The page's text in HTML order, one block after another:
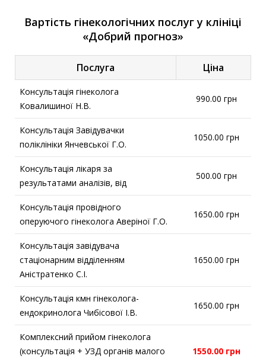
Вартість гінекологічних послуг у клініці
«Добрий прогноз»
Послуга Ціна
Консультація гінеколога
Ковалишиної Н.В.
990.00 грн
Консультація Завідувачки
поліклініки Янчевської Г.О.
1050.00 грн
Консультація лікаря за
результатами аналізів, від
500.00 грн
Консультація провідного
оперуючого гінеколога Аверіної Г.О.
1650.00 грн
Консультація завідувача
стаціонарним відділенням
Аністратенко С.І.
1650.00 грн
Консультація кмн гінеколога-
ендокринолога Чибісової І.В.
1650.00 грн
Комплексний прийом гінеколога
(консультація + УЗД органів малого
1550.00 грн